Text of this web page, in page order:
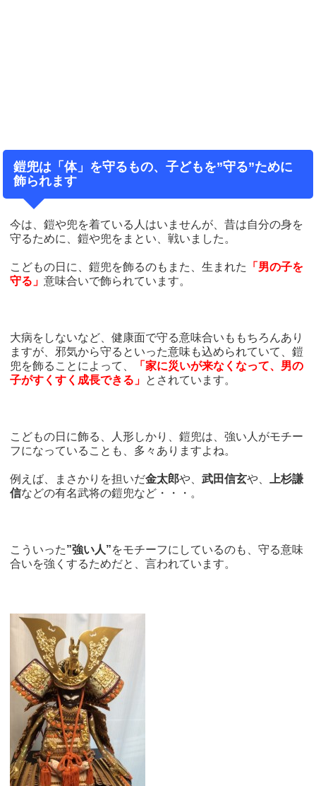
鎧兜は「体」を守るもの、子どもを”守る”ために
飾られます
今は、鎧や兜を着ている人はいませんが、昔は自分の身を
守るために、鎧や兜をまとい、戦いました。
こどもの日に、鎧兜を飾るのもまた、生まれた
「男の子を
守る」意味合いで飾られています。
大病をしないなど、健康面で守る意味合いももちろんあり
ますが、邪気から守るといった意味も込められていて、鎧
兜を飾ることによって、
「家に災いが来なくなって、男の
子がすくすく成長できる」 とされています。
こどもの日に飾る、人形しかり、鎧兜は、強い人がモチー
フになっていることも、多々ありますよね。
例えば、まさかりを担いだ金太郎や、武田信玄や、
上杉謙
信などの有名武将の鎧兜など・・・。
こういった”強い人”をモチーフにしているのも、守る意味
合いを強くするためだと、言われています。